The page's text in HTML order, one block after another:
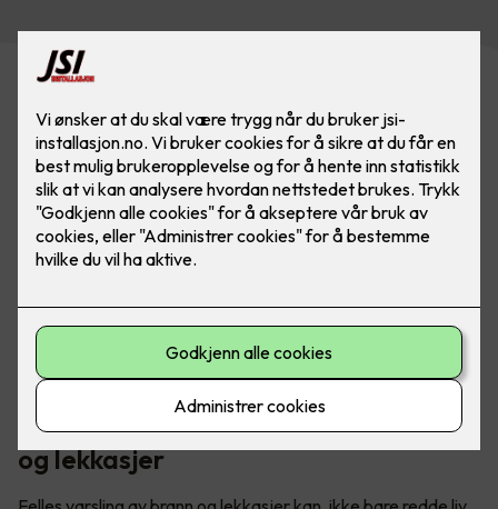
ta sikkerhet på alvor. Med Elotec Ajax kan man sove trygt
om natta.
Elotec varsler fellesskapet om brann
og lekkasjer